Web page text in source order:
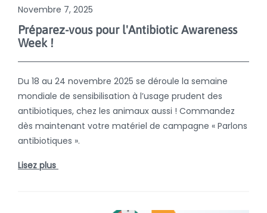
Novembre 7, 2025
Préparez-vous pour l'Antibiotic Awareness
Week !
Du 18 au 24 novembre 2025 se déroule la semaine
mondiale de sensibilisation à l’usage prudent des
antibiotiques, chez les animaux aussi ! Commandez
dès maintenant votre matériel de campagne « Parlons
antibiotiques ».
Lisez plus